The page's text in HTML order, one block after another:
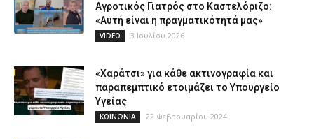
Αγροτικός Γιατρός στο Καστελόριζο:
«Αυτή είναι η πραγματικότητά μας»
VIDEO 3 Ιουλίου 2026
«Χαράτσι» για κάθε ακτινογραφία και
παραπεμπτικό ετοιμάζει το Υπουργείο
Υγείας
ΚΟΙΝΩΝΙΑ 22 Φεβρουαρίου 2024